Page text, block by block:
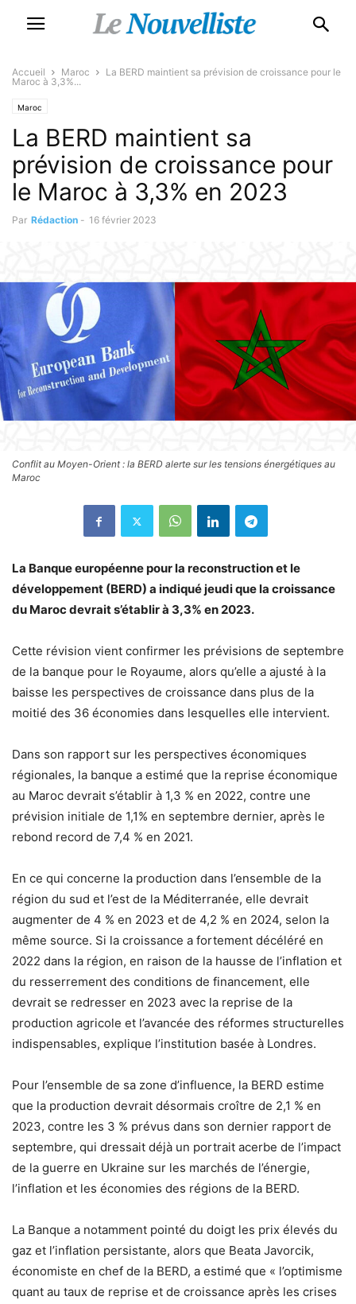
Accueil Maroc
La BERD maintient sa prévision de croissance pour le
Maroc à 3,3%...
Maroc
La BERD maintient sa
prévision de croissance pour
le Maroc à 3,3% en 2023
Par Rédaction - 16 février 2023
Conflit au Moyen-Orient : la BERD alerte sur les tensions énergétiques au
Maroc
La Banque européenne pour la reconstruction et le
développement (BERD) a indiqué jeudi que la croissance
du Maroc devrait s’établir à 3,3% en 2023.
Cette révision vient confirmer les prévisions de septembre
de la banque pour le Royaume, alors qu’elle a ajusté à la
baisse les perspectives de croissance dans plus de la
moitié des 36 économies dans lesquelles elle intervient.
Dans son rapport sur les perspectives économiques
régionales, la banque a estimé que la reprise économique
au Maroc devrait s’établir à 1,3 % en 2022, contre une
prévision initiale de 1,1% en septembre dernier, après le
rebond record de 7,4 % en 2021.
En ce qui concerne la production dans l’ensemble de la
région du sud et l’est de la Méditerranée, elle devrait
augmenter de 4 % en 2023 et de 4,2 % en 2024, selon la
même source. Si la croissance a fortement décéléré en
2022 dans la région, en raison de la hausse de l’inflation et
du resserrement des conditions de financement, elle
devrait se redresser en 2023 avec la reprise de la
production agricole et l’avancée des réformes structurelles
indispensables, explique l’institution basée à Londres.
Pour l’ensemble de sa zone d’influence, la BERD estime
que la production devrait désormais croître de 2,1 % en
2023, contre les 3 % prévus dans son dernier rapport de
septembre, qui dressait déjà un portrait acerbe de l’impact
de la guerre en Ukraine sur les marchés de l’énergie,
l’inflation et les économies des régions de la BERD.
La Banque a notamment pointé du doigt les prix élevés du
gaz et l’inflation persistante, alors que Beata Javorcik,
économiste en chef de la BERD, a estimé que « l’optimisme
quant au taux de reprise et de croissance après les crises